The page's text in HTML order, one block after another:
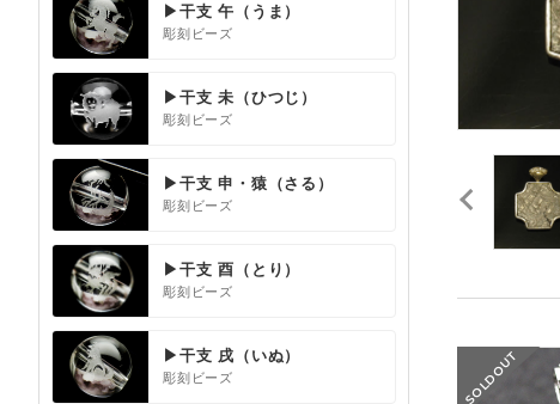
▶干支 午（うま）
彫刻ビーズ
▶干支 未（ひつじ）
彫刻ビーズ
▶干支 申・猿（さる）
彫刻ビーズ
▶干支 酉（とり）
彫刻ビーズ
▶干支 戌（いぬ）
彫刻ビーズ